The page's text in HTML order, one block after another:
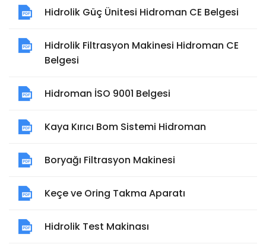
Hidrolik Güç Ünitesi Hidroman CE Belgesi
Hidrolik Filtrasyon Makinesi Hidroman CE
Belgesi
Hidroman İSO 9001 Belgesi
Kaya Kırıcı Bom Sistemi Hidroman
Boryağı Filtrasyon Makinesi
Keçe ve Oring Takma Aparatı
Hidrolik Test Makinası